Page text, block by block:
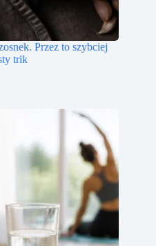
Przez to szybciej
trik